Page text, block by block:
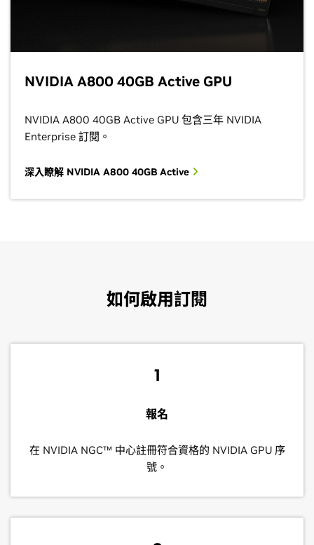
NVIDIA A800 40GB Active GPU
NVIDIA A800 40GB Active GPU 包含三年 NVIDIA
Enterprise 訂閱。
深入瞭解 NVIDIA A800 40GB Active
如何啟用訂閱
1
報名
在 NVIDIA NGC™ 中心註冊符合資格的 NVIDIA GPU 序
號。